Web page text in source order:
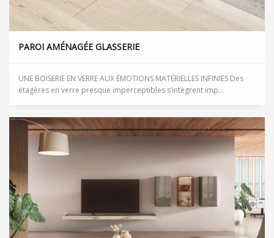
PAROI AMÉNAGÉE GLASSERIE
UNE BOISERIE EN VERRE AUX ÉMOTIONS MATÉRIELLES INFINIES Des
étagères en verre presque imperceptibles s’intègrent imp...